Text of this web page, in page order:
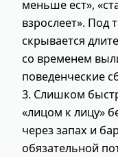
меньше ест»,
взрослеет». Под
скрывается
со временем
поведенческие
3. Слишком
«лицом к лицу»
через запах и
обязательной